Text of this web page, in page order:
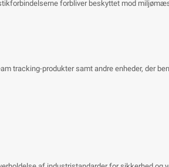
forbliver beskyttet mod
tracking-produkter samt andre enheder, der